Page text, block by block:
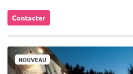
Contacter
NOUVEAU